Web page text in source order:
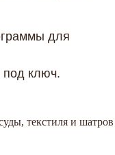
для
ключ.
текстиля и шатров